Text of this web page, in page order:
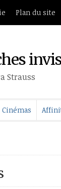
Plan du site
Strauss
Cinémas